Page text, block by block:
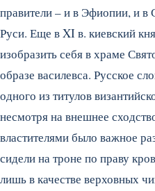
правители – и в Эфиопии, и в
Руси. Еще в XI в. киевский
изобразить себя в храме
образе василевса. Русское
одного из титулов
несмотря на внешнее
властителями было важное
сидели на троне по праву
лишь в качестве верховных